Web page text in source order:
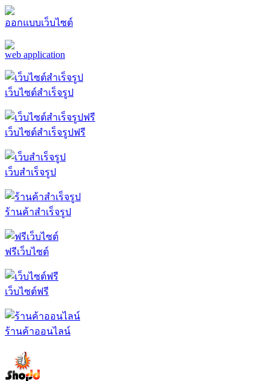
ออกแบบเว็บไซต์
web application
เว็บไซต์สำเร็จรูป
เว็บไซต์สำเร็จรูปฟรี
เว็บสำเร็จรูป
ร้านค้าสำเร็จรูป
ฟรีเว็บไซต์
เว็บไซต์ฟรี
ร้านค้าออนไลน์